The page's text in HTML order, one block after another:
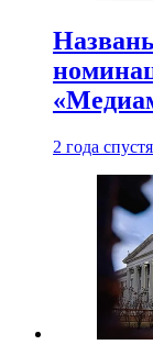
2 года спустя